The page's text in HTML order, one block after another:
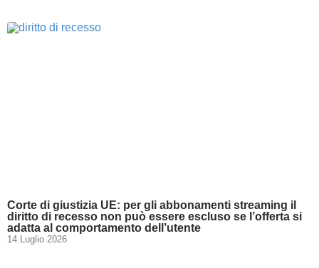
Corte di giustizia UE: per gli abbonamenti streaming il
diritto di recesso non può essere escluso se l’offerta si
adatta al comportamento dell’utente
14 Luglio 2026